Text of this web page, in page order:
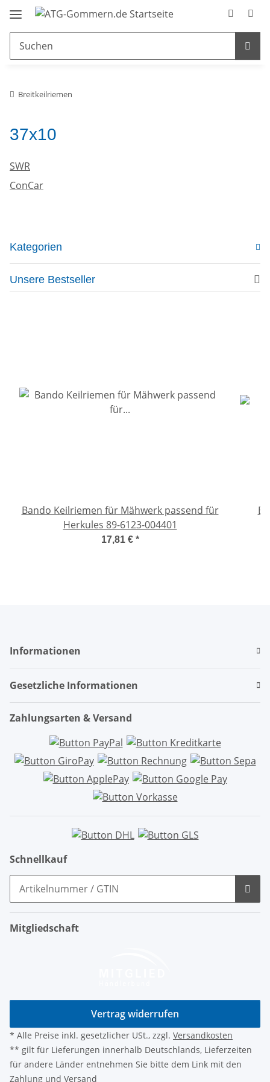
Breitkeilriemen
37x10
SWR
ConCar
Kategorien
Unsere Bestseller
Bando Keilriemen für Mähwerk passend für
Herkules 89-6123-004401
17,81 € *
Informationen
Gesetzliche Informationen
Zahlungsarten & Versand
Schnellkauf
Mitgliedschaft
Vertrag widerrufen
* Alle Preise inkl. gesetzlicher USt., zzgl. Versandkosten
** gilt für Lieferungen innerhalb Deutschlands, Lieferzeiten
für andere Länder entnehmen Sie bitte dem Link mit den
Zahlung und Versand